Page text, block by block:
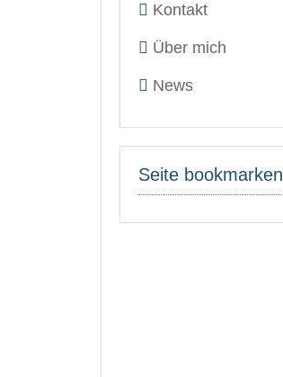
Kontakt
Über mich
News
Seite bookmarken